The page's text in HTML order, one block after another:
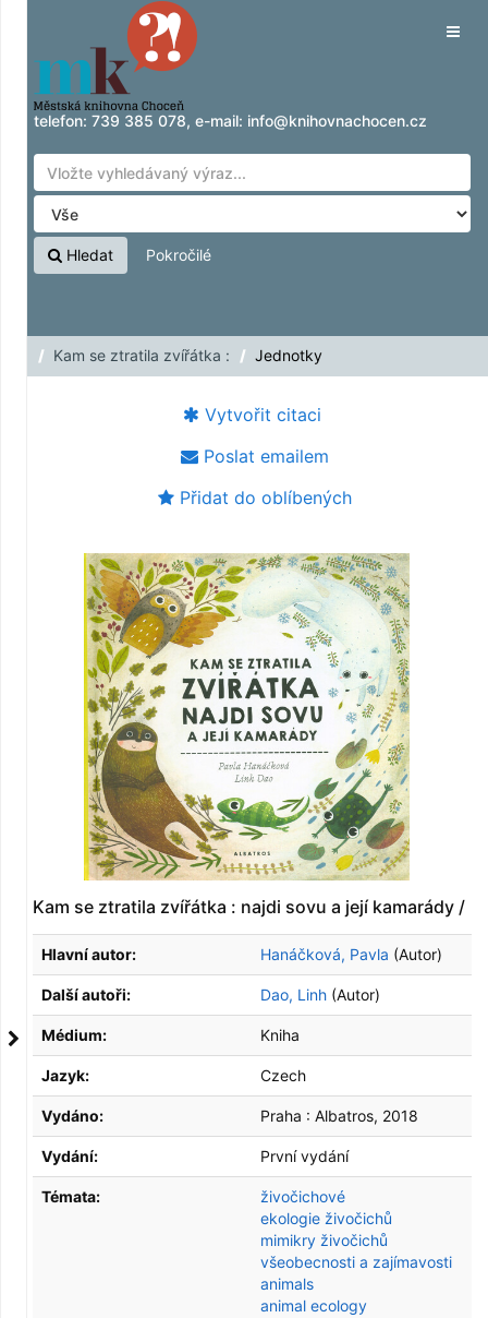
Přeskočit na obsah
telefon: 739 385 078, e-mail: info@knihovnachocen.cz
Hledat Pokročilé
Kam se ztratila zvířátka : Jednotky
Vytvořit citaci
Poslat emailem
Přidat do oblíbených
Kam se ztratila zvířátka : najdi sovu a její kamarády /
Hlavní autor: Hanáčková, Pavla (Autor)
Další autoři: Dao, Linh (Autor)
Médium: Kniha
Jazyk: Czech
Vydáno: Praha : Albatros, 2018
Vydání: První vydání
Témata:
živočichové
ekologie živočichů
mimikry živočichů
všeobecnosti a zajímavosti
animals
animal ecology